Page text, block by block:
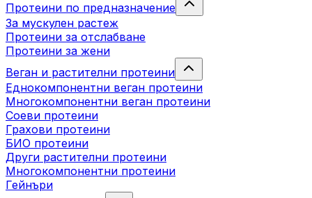
Протеини по предназначение
За мускулен растеж
Протеини за отслабване
Протеини за жени
Веган и растителни протеини
Еднокомпонентни веган протеини
Многокомпонентни веган протеини
Соеви протеини
Грахови протеини
БИО протеини
Други растителни протеини
Многокомпонентни протеини
Гейнъри